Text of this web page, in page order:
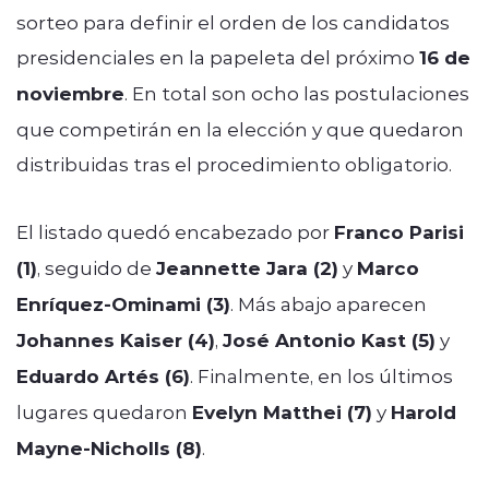
sorteo para definir el orden de los candidatos
presidenciales en la papeleta del próximo 16 de
noviembre. En total son ocho las postulaciones
que competirán en la elección y que quedaron
distribuidas tras el procedimiento obligatorio.
El listado quedó encabezado por Franco Parisi
(1), seguido de Jeannette Jara (2) y Marco
Enríquez-Ominami (3). Más abajo aparecen
Johannes Kaiser (4), José Antonio Kast (5) y
Eduardo Artés (6). Finalmente, en los últimos
lugares quedaron Evelyn Matthei (7) y Harold
Mayne-Nicholls (8).